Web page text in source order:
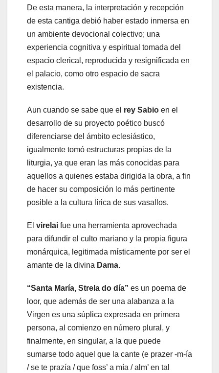
De esta manera, la interpretación y recepción
de esta cantiga debió haber estado inmersa en
un ambiente devocional colectivo; una
experiencia cognitiva y espiritual tomada del
espacio clerical, reproducida y resignificada en
el palacio, como otro espacio de sacra
existencia.
Aun cuando se sabe que el rey Sabio en el
desarrollo de su proyecto poético buscó
diferenciarse del ámbito eclesiástico,
igualmente tomó estructuras propias de la
liturgia, ya que eran las más conocidas para
aquellos a quienes estaba dirigida la obra, a fin
de hacer su composición lo más pertinente
posible a la cultura lírica de sus vasallos.
El virelai fue una herramienta aprovechada
para difundir el culto mariano y la propia figura
monárquica, legitimada místicamente por ser el
amante de la divina Dama.
“Santa María, Strela do día” es un poema de
loor, que además de ser una alabanza a la
Virgen es una súplica expresada en primera
persona, al comienzo en número plural, y
finalmente, en singular, a la que puede
sumarse todo aquel que la cante (e prazer -m-ía
/ se te prazía / que foss’ a mía / alm’ en tal